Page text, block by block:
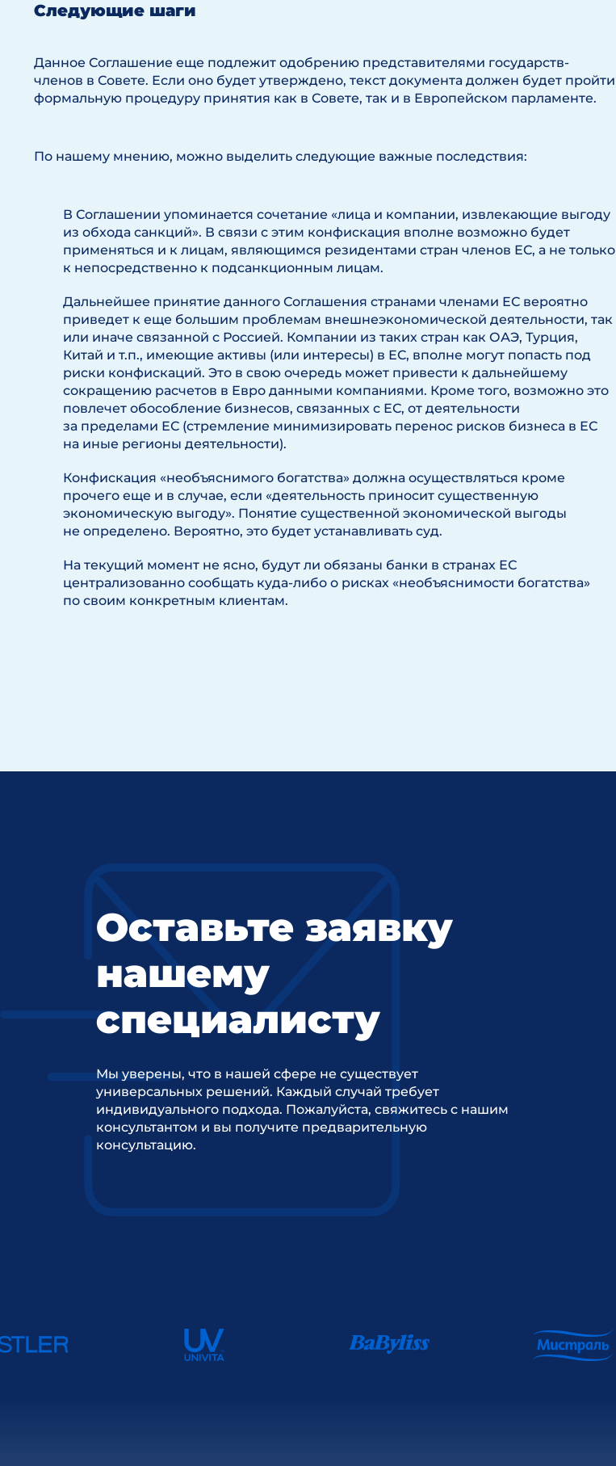
Следующие шаги
Данное Соглашение еще подлежит одобрению представителями государств-
членов в Совете. Если оно будет утверждено, текст документа должен будет пройти
формальную процедуру принятия как в Совете, так и в Европейском парламенте.
По нашему мнению, можно выделить следующие важные последствия:
В Соглашении упоминается сочетание «лица и компании, извлекающие выгоду
из обхода санкций». В связи с этим конфискация вполне возможно будет
применяться и к лицам, являющимся резидентами стран членов ЕС, а не только
к непосредственно к подсанкционным лицам.
Дальнейшее принятие данного Соглашения странами членами ЕС вероятно
приведет к еще большим проблемам внешнеэкономической деятельности, так
или иначе связанной с Россией. Компании из таких стран как ОАЭ, Турция,
Китай и т.п., имеющие активы (или интересы) в ЕС, вполне могут попасть под
риски конфискаций. Это в свою очередь может привести к дальнейшему
сокращению расчетов в Евро данными компаниями. Кроме того, возможно это
повлечет обособление бизнесов, связанных с ЕС, от деятельности
за пределами ЕС (стремление минимизировать перенос рисков бизнеса в ЕС
на иные регионы деятельности).
Конфискация «необъяснимого богатства» должна осуществляться кроме
прочего еще и в случае, если «деятельность приносит существенную
экономическую выгоду». Понятие существенной экономической выгоды
не определено. Вероятно, это будет устанавливать суд.
На текущий момент не ясно, будут ли обязаны банки в странах ЕС
централизованно сообщать куда-либо о рисках «необъяснимости богатства»
по своим конкретным клиентам.
Оставьте заявку
нашему
специалисту
Мы уверены, что в нашей сфере не существует
универсальных решений. Каждый случай требует
индивидуального подхода. Пожалуйста, свяжитесь с нашим
консультантом и вы получите предварительную
консультацию.